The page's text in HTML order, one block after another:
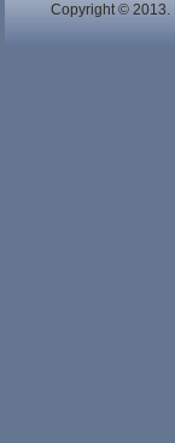
Copyright © 2013.